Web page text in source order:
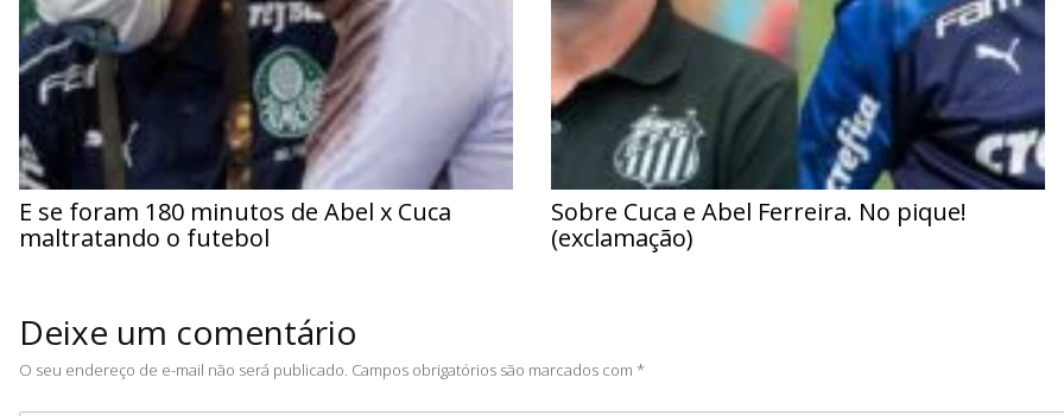
E se foram 180 minutos de Abel x Cuca
maltratando o futebol
Sobre Cuca e Abel Ferreira. No pique!
(exclamação)
Deixe um comentário
O seu endereço de e-mail não será publicado. Campos obrigatórios são marcados com *